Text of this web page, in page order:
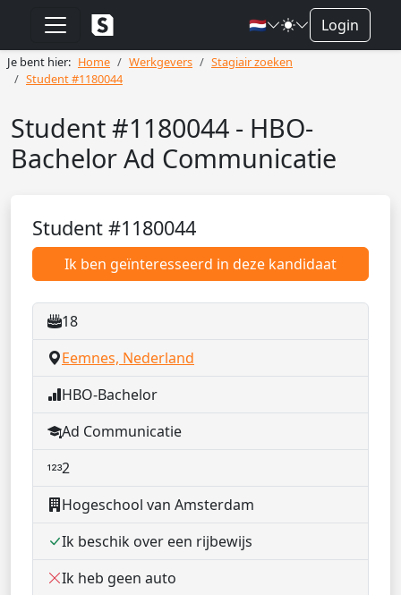
🇳🇱 Login
Je bent hier: Home Werkgevers
Stagiair zoeken
Student #1180044
Student #1180044 - HBO-
Bachelor Ad Communicatie
Student #1180044
Ik ben geïnteresseerd in deze kandidaat
18
Eemnes, Nederland
HBO-Bachelor
Ad Communicatie
2
Hogeschool van Amsterdam
Ik beschik over een rijbewijs
Ik heb geen auto